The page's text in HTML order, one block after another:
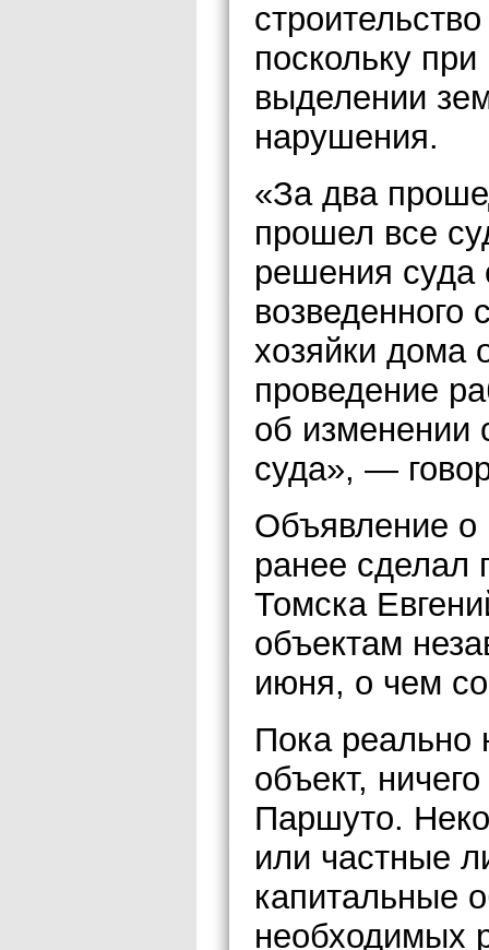
поскольку
выделении
нарушения.
«За два
прошел все
решения суда
возведенного
хозяйки дома
проведение
об изменении
суда», —
Объявление о
ранее сделал
Томска
объектам
июня, о чем
Пока реально
объект,
Паршуто.
или частные
капитальные
необходимых